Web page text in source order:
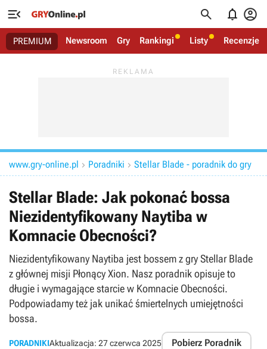
   
PREMIUM Newsroom Gry Rankingi Listy Recenzje
www.gry-online.pl  Poradniki  Stellar Blade - poradnik do gry
Stellar Blade: Jak pokonać bossa
Niezidentyfikowany Naytiba w
Komnacie Obecności?
Niezidentyfikowany Naytiba jest bossem z gry Stellar Blade
z głównej misji Płonący Xion. Nasz poradnik opisuje to
długie i wymagające starcie w Komnacie Obecności.
Podpowiadamy też jak unikać śmiertelnych umiejętności
bossa.
PORADNIKIAktualizacja: 27 czerwca 2025 Pobierz Poradnik